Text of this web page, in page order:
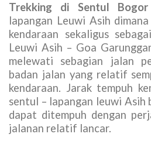
Trekking di Sentul Bogor
lapangan Leuwi Asih
kendaraan sekaligus
Leuwi Asih – Goa
melewati sebagian jalan
badan jalan yang relatif
kendaraan. Jarak tempuh
sentul – lapangan leuwi Asih
dapat ditempuh dengan
jalanan relatif lancar.